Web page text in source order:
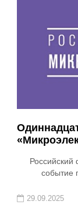
событие
29.09.2025